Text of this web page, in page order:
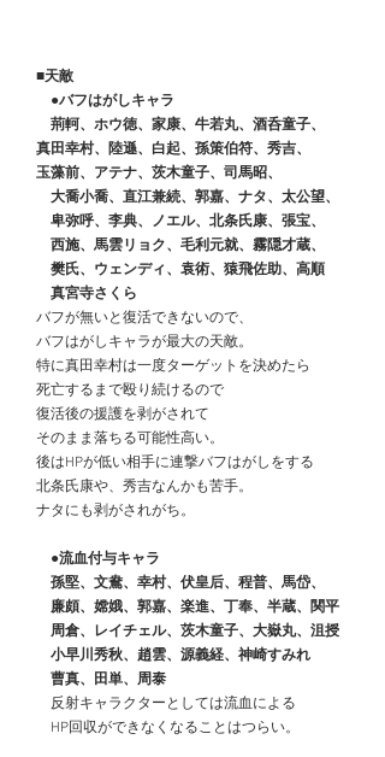
■天敵
●バフはがしキャラ
荊軻、ホウ徳、家康、牛若丸、酒呑童子、
    真田幸村、陸遜、白起、孫策伯符、秀吉、
    玉藻前、アテナ、茨木童子、司馬昭、
大喬小喬、直江兼続、郭嘉、ナタ、太公望、
卑弥呼、李典、ノエル、北条氏康、張宝、
西施、馬雲リョク、毛利元就、霧隠才蔵、
樊氏、ウェンディ、袁術、猿飛佐助、高順
真宮寺さくら
バフが無いと復活できないので、
バフはがしキャラが最大の天敵。
特に真田幸村は一度ターゲットを決めたら
死亡するまで殴り続けるので
復活後の援護を剥がされて
そのまま落ちる可能性高い。
後はHPが低い相手に連撃バフはがしをする
北条氏康や、秀吉なんかも苦手。
ナタにも剥がされがち。
●流血付与キャラ
孫堅、文鴦、幸村、伏皇后、程普、馬岱、
廉頗、嫦娥、郭嘉、楽進、丁奉、半蔵、関平
周倉、レイチェル、茨木童子、大嶽丸、沮授
小早川秀秋、趙雲、源義経、神崎すみれ
曹真、田単、周泰
反射キャラクターとしては流血による
HP回収ができなくなることはつらい。